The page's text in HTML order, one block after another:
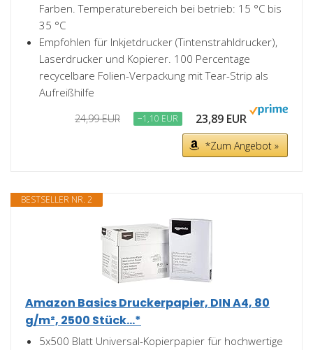
Farben. Temperaturebereich bei betrieb: 15 °C bis
35 °C
Empfohlen für Inkjetdrucker (Tintenstrahldrucker),
Laserdrucker und Kopierer. 100 Percentage
recycelbare Folien-Verpackung mit Tear-Strip als
Aufreißhilfe
24,99 EUR −1,10 EUR 23,89 EUR
*Zum Angebot »
BESTSELLER NR. 2
Amazon Basics Druckerpapier, DIN A4, 80
g/m², 2500 Stück...*
5x500 Blatt Universal-Kopierpapier für hochwertige